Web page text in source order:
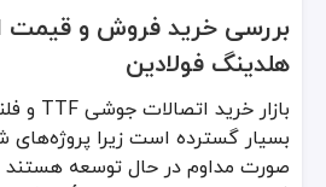
هلدینگ فولادین
بسیار گسترده است زیرا
صورت مداوم در حال توسعه هستند